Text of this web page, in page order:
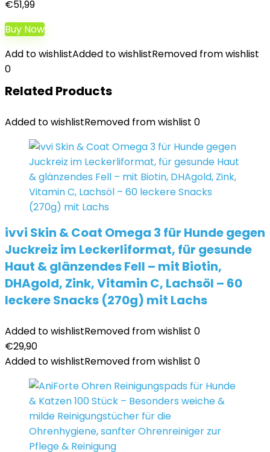
€51,99
Buy Now
Add to wishlistAdded to wishlistRemoved from wishlist
0
Related Products
Added to wishlistRemoved from wishlist 0
ivvi Skin & Coat Omega 3 für Hunde gegen
Juckreiz im Leckerliformat, für gesunde
Haut & glänzendes Fell – mit Biotin,
DHAgold, Zink, Vitamin C, Lachsöl – 60
leckere Snacks (270g) mit Lachs
Added to wishlistRemoved from wishlist 0
€29,90
Added to wishlistRemoved from wishlist 0